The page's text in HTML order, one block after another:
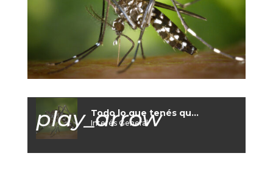
play_arrow Todo lo que tenés que saber para cuidarte del Dengue
Interés General